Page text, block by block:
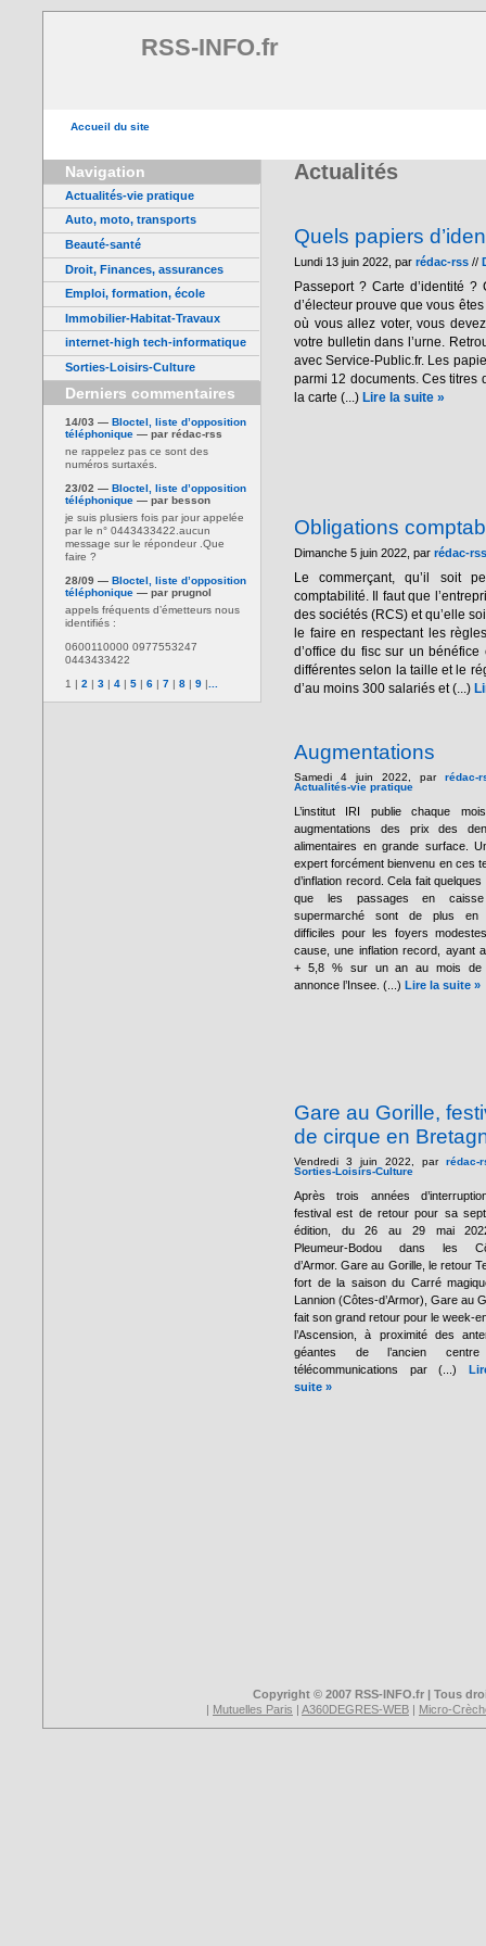
RSS-INFO.fr
Accueil du site
Navigation
Actualités-vie pratique
Auto, moto, transports
Beauté-santé
Droit, Finances, assurances
Emploi, formation, école
Immobilier-Habitat-Travaux
internet-high tech-informatique
Sorties-Loisirs-Culture
Derniers commentaires
14/03 — Bloctel, liste d’opposition
téléphonique — par rédac-rss
ne rappelez pas ce sont des
numéros surtaxés.
23/02 — Bloctel, liste d’opposition
téléphonique — par besson
je suis plusiers fois par jour appelée
par le n° 0443433422.aucun
message sur le répondeur .Que
faire ?
28/09 — Bloctel, liste d’opposition
téléphonique — par prugnol
appels fréquents d’émetteurs nous
identifiés :
0600110000 0977553247
0443433422
1 | 2 | 3 | 4 | 5 | 6 | 7 | 8 | 9 |
Actualités
Quels papiers
Lundi 13 juin 2022, par rédac-rss //
Passeport ? Carte d’identité
d’électeur prouve que vous
où vous allez voter, vous
votre bulletin dans l’urne.
avec Service-Public.fr. Les
parmi 12 documents. Ces titres
la carte (...) Lire la suite »
Obligations
Dimanche 5 juin 2022, par rédac-rss
Le commerçant, qu’il soit
comptabilité. Il faut que
des sociétés (RCS) et qu’elle
le faire en respectant les
d’office du fisc sur un
différentes selon la taille et le
d’au moins 300 salariés et (...)
Augmentations
Samedi 4 juin 2022, par rédac-
Actualités-vie pratique
L’institut IRI publie chaque
augmentations des prix des
alimentaires en grande surface.
expert forcément bienvenu en ces
d’inflation record. Cela fait quelques
que les passages en
supermarché sont de plus en
difficiles pour les foyers
cause, une inflation record, ayant
+ 5,8 % sur un an au mois de
annonce l’Insee. (...) Lire la suite »
Gare au Gorille,
de cirque en
Vendredi 3 juin 2022, par rédac-
Sorties-Loisirs-Culture
Après trois années
festival est de retour pour sa
édition, du 26 au 29 mai
Pleumeur-Bodou dans les
d’Armor. Gare au Gorille, le retour
fort de la saison du Carré
Lannion (Côtes-d’Armor), Gare au
fait son grand retour pour le week-
l’Ascension, à proximité des
géantes de l’ancien
télécommunications par (...)
suite »
Copyright © 2007 RSS-INFO.fr | Tous
| Mutuelles Paris | A360DEGRES-WEB | Micro-